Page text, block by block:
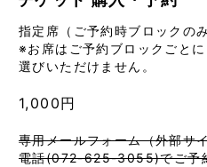
指定席（ご予約時ブロックの
※お席はご予約ブロックごと
選びいただけません。
1,000円
専用メールフォーム（外部サ
電話(072-625-3055)でご予